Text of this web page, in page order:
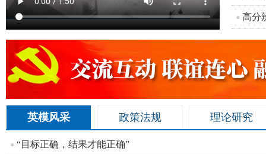
高分
英模风采 政策法规 理论研究
“目标正确，结果才能正确”